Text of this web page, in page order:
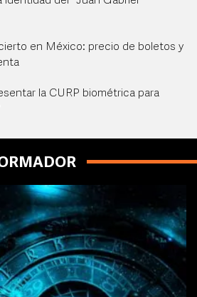
en México: precio de boletos y
la CURP biométrica para